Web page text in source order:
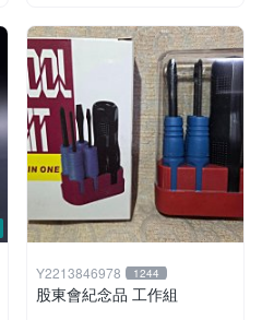
Y2213846978 1244
股東會紀念品 工作組